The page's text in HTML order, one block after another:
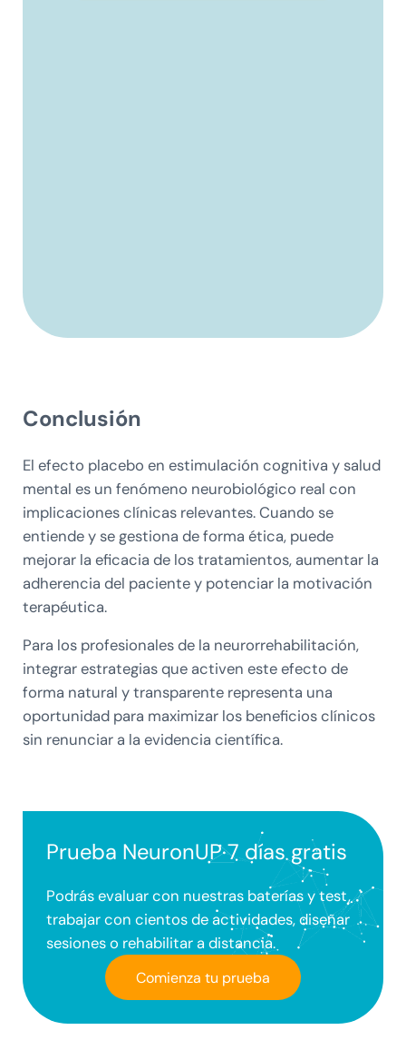
Conclusión
El efecto placebo en estimulación cognitiva y salud
mental es un fenómeno neurobiológico real con
implicaciones clínicas relevantes. Cuando se
entiende y se gestiona de forma ética, puede
mejorar la eficacia de los tratamientos, aumentar la
adherencia del paciente y potenciar la motivación
terapéutica.
Para los profesionales de la neurorrehabilitación,
integrar estrategias que activen este efecto de
forma natural y transparente representa una
oportunidad para maximizar los beneficios clínicos
sin renunciar a la evidencia científica.
Prueba NeuronUP 7 días gratis
Podrás evaluar con nuestras baterías y test,
trabajar con cientos de actividades, diseñar
sesiones o rehabilitar a distancia.
Comienza tu prueba